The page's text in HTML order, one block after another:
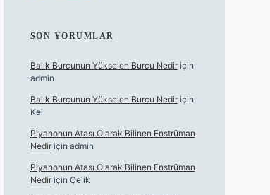
SON YORUMLAR
Balık Burcunun Yükselen Burcu Nediriçin
admin
Balık Burcunun Yükselen Burcu Nediriçin
Kel
Piyanonun Atası Olarak Bilinen Enstrüman
Nediriçin admin
Piyanonun Atası Olarak Bilinen Enstrüman
Nediriçin Çelik